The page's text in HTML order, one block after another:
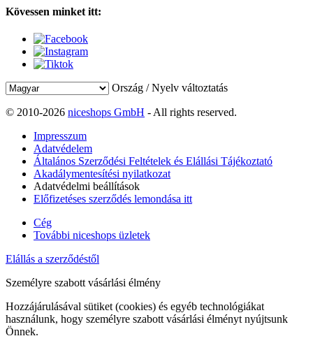
Kövessen minket itt:
Ország / Nyelv változtatás
© 2010-2026 niceshops GmbH - All rights reserved.
Impresszum
Adatvédelem
Általános Szerződési Feltételek és Elállási Tájékoztató
Akadálymentesítési nyilatkozat
Adatvédelmi beállítások
Előfizetéses szerződés lemondása itt
Cég
További niceshops üzletek
Elállás a szerződéstől
Személyre szabott vásárlási élmény
Hozzájárulásával sütiket (cookies) és egyéb technológiákat
használunk, hogy személyre szabott vásárlási élményt nyújtsunk
Önnek.